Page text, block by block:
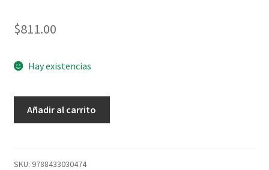
$811.00
Hay existencias
5ed
Añadir al carrito
SKU: 9788433030474